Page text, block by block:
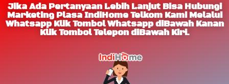
Jika Ada Pertanyaan Lebih Lanjut Bisa Hubungi
Marketing Plasa IndiHome Telkom Kami Melalui
Whatsapp Klik Tombol Whatsapp diBawah Kanan
Klik Tombol Telepon diBawah Kiri.